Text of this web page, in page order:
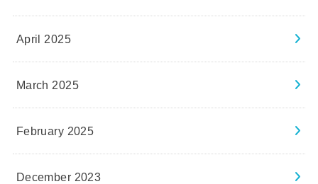
April 2025
March 2025
February 2025
December 2023